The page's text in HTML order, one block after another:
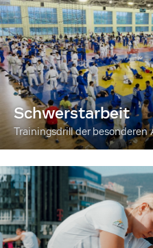
Schwerstarbeit
Trainingsdrill der besonderen